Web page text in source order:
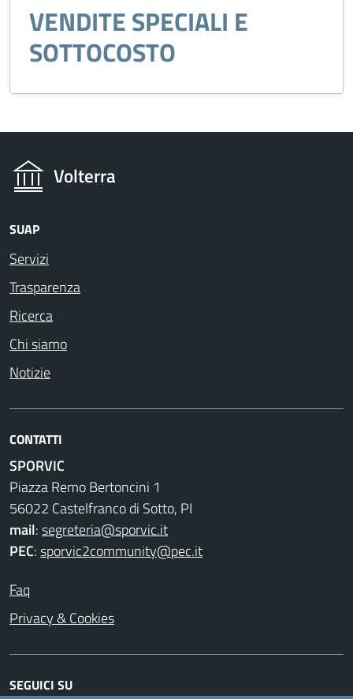
VENDITE SPECIALI E
SOTTOCOSTO
Volterra
SUAP
Servizi
Trasparenza
Ricerca
Chi siamo
Notizie
CONTATTI
SPORVIC
Piazza Remo Bertoncini 1
56022 Castelfranco di Sotto, PI
mail:segreteria@sporvic.it
PEC:sporvic2community@pec.it
Faq
Privacy & Cookies
SEGUICI SU